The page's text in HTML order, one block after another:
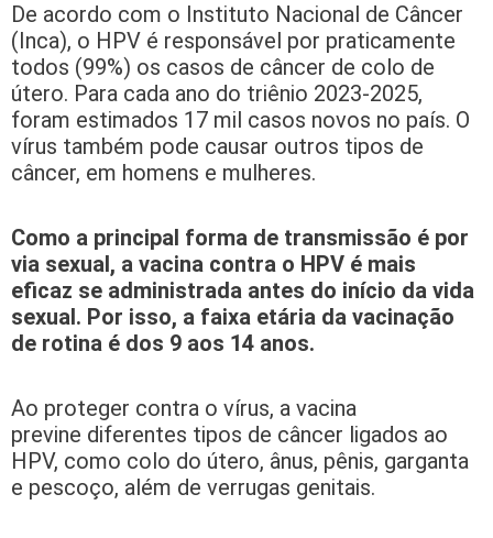
De acordo com o Instituto Nacional de Câncer
(Inca), o HPV é responsável por praticamente
todos (99%) os casos de câncer de colo de
útero. Para cada ano do triênio 2023-2025,
foram estimados 17 mil casos novos no país. O
vírus também pode causar outros tipos de
câncer, em homens e mulheres.
Como a principal forma de transmissão é por
via sexual, a vacina contra o HPV é mais
eficaz se administrada antes do início da vida
sexual. Por isso, a faixa etária da vacinação
de rotina é dos 9 aos 14 anos.
Ao proteger contra o vírus, a vacina
previne diferentes tipos de câncer ligados ao
HPV, como colo do útero, ânus, pênis, garganta
e pescoço, além de verrugas genitais.